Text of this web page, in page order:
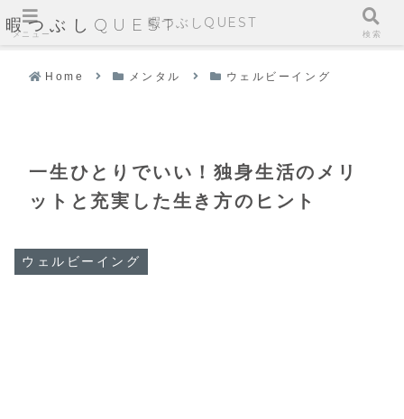
暇つぶしQUEST
Home メンタル ウェルビーイング
一生ひとりでいい！独身生活のメリ
ットと充実した生き方のヒント
ウェルビーイング
メニュー
暇つぶしQUEST
検索